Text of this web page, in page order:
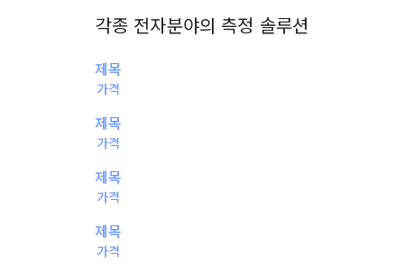
각종 전자분야의 측정 솔루션
제목
가격
제목
가격
제목
가격
제목
가격